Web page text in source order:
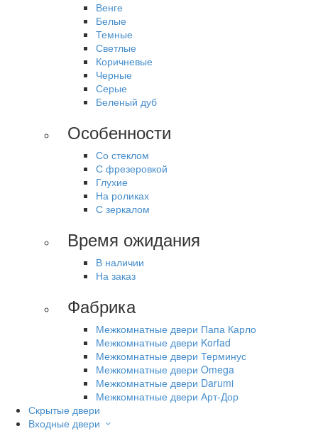
Венге
Белые
Темные
Светлые
Коричневые
Черные
Серые
Беленый дуб
Особенности
Со стеклом
С фрезеровкой
Глухие
На роликах
С зеркалом
Время ожидания
В наличии
На заказ
Фабрика
Межкомнатные двери Папа Карло
Межкомнатные двери Korfad
Межкомнатные двери Терминус
Межкомнатные двери Omega
Межкомнатные двери Darumi
Межкомнатные двери Арт-Дор
Скрытые двери
Входные двери